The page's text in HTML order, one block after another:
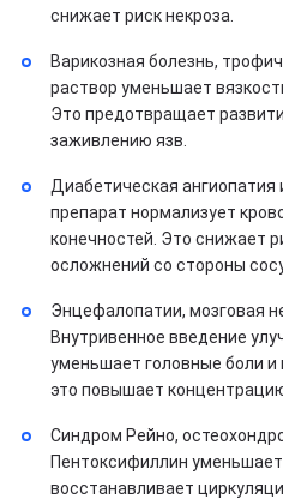
снижает риск некроза.
Варикозная болезнь,
раствор уменьшает
Это предотвращает
заживлению язв.
Диабетическая
препарат нормализует
конечностей. Это снижает
осложнений со стороны
Энцефалопатии, мозговая
Внутривенное введение
уменьшает головные боли
это повышает
Синдром Рейно,
Пентоксифиллин
восстанавливает